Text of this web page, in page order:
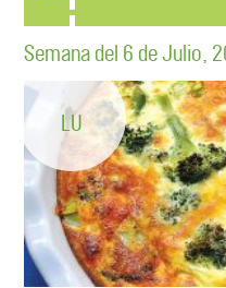
Semana del 6 de Julio,
LU